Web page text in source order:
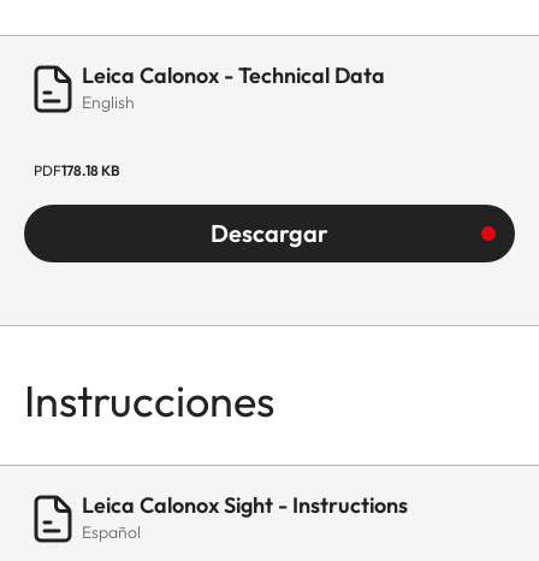
Leica Calonox - Technical Data
English
PDF178.18 KB
Descargar
Instrucciones
Leica Calonox Sight - Instructions
Español